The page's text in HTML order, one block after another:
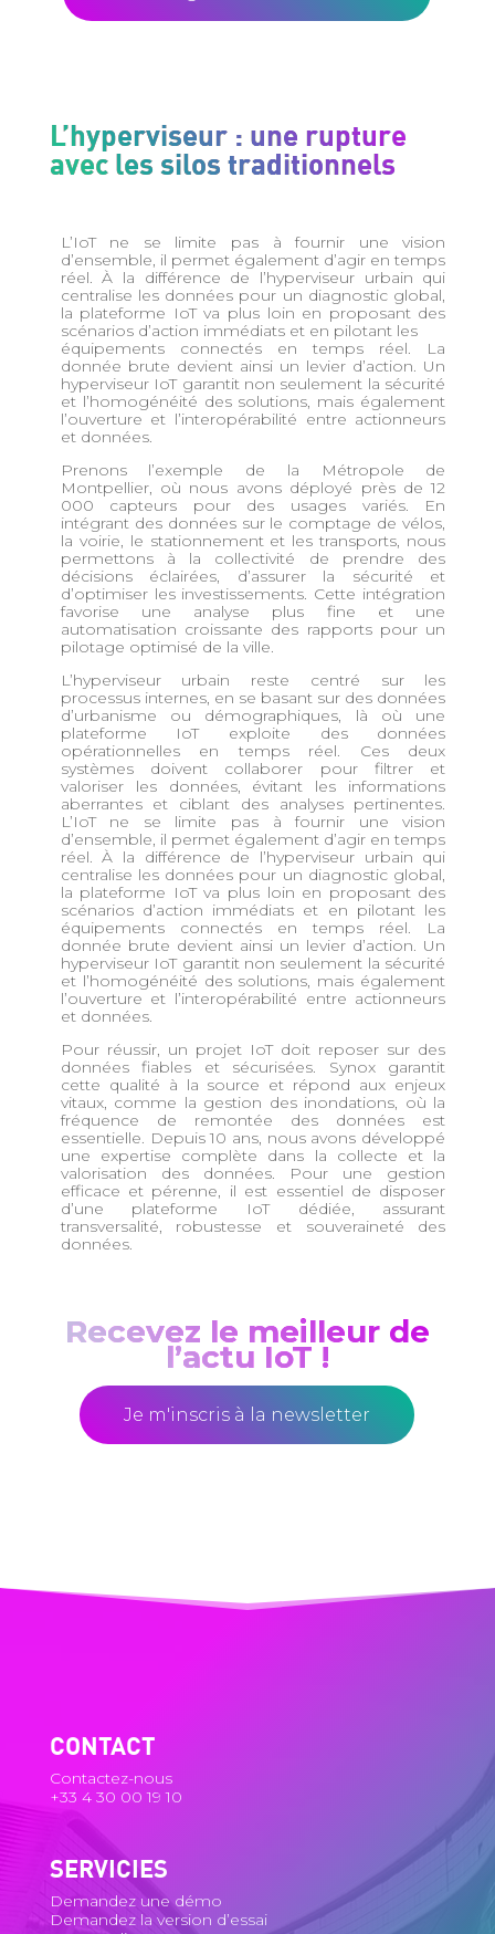
L’hyperviseur : une rupture
avec les silos traditionnels
L’IoT ne se limite pas à fournir une vision
d’ensemble, il permet également d’agir en temps
réel. À la différence de l’hyperviseur urbain qui
centralise les données pour un diagnostic global,
la plateforme IoT va plus loin en proposant des
scénarios d’action immédiats et en pilotant les
équipements connectés en temps réel. La
donnée brute devient ainsi un levier d’action. Un
hyperviseur IoT garantit non seulement la sécurité
et l’homogénéité des solutions, mais également
l’ouverture et l’interopérabilité entre actionneurs
et données.
Prenons l’exemple de la Métropole de
Montpellier, où nous avons déployé près de 12
000 capteurs pour des usages variés. En
intégrant des données sur le comptage de vélos,
la voirie, le stationnement et les transports, nous
permettons à la collectivité de prendre des
décisions éclairées, d’assurer la sécurité et
d’optimiser les investissements. Cette intégration
favorise une analyse plus fine et une
automatisation croissante des rapports pour un
pilotage optimisé de la ville.
L’hyperviseur urbain reste centré sur les
processus internes, en se basant sur des données
d’urbanisme ou démographiques, là où une
plateforme IoT exploite des données
opérationnelles en temps réel. Ces deux
systèmes doivent collaborer pour filtrer et
valoriser les données, évitant les informations
aberrantes et ciblant des analyses pertinentes.
L’IoT ne se limite pas à fournir une vision
d’ensemble, il permet également d’agir en temps
réel. À la différence de l’hyperviseur urbain qui
centralise les données pour un diagnostic global,
la plateforme IoT va plus loin en proposant des
scénarios d’action immédiats et en pilotant les
équipements connectés en temps réel. La
donnée brute devient ainsi un levier d’action. Un
hyperviseur IoT garantit non seulement la sécurité
et l’homogénéité des solutions, mais également
l’ouverture et l’interopérabilité entre actionneurs
et données.
Pour réussir, un projet IoT doit reposer sur des
données fiables et sécurisées. Synox garantit
cette qualité à la source et répond aux enjeux
vitaux, comme la gestion des inondations, où la
fréquence de remontée des données est
essentielle. Depuis 10 ans, nous avons développé
une expertise complète dans la collecte et la
valorisation des données. Pour une gestion
efficace et pérenne, il est essentiel de disposer
d’une plateforme IoT dédiée, assurant
transversalité, robustesse et souveraineté des
données.
Recevez le meilleur de
l’actu IoT !
Je m'inscris à la newsletter
CONTACT
Contactez-nous
+33 4 30 00 19 10
SERVICIES
Demandez une démo
Demandez la version d’essai